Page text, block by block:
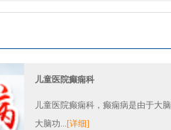
儿童医院癫痫科
儿童医院癫痫科，癫痫病是由于大
大脑功...[详细]